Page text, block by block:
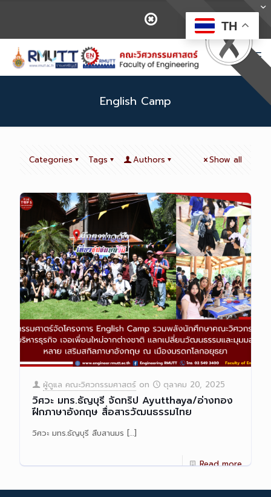
English Camp
Categories Tags Authors Show all
ผู้ดูแล คณะวิศวกรรมศาสตร์ on ตุลาคม 20, 2025
วิศวะ มทร.ธัญบุรี จัดทริป Ayutthaya/อ่างทอง
ฝึกภาษาอังกฤษ สื่อสารวัฒนธรรมไทย
วิศวะ มทร.ธัญบุรี สืบสานมร […]
Read more
TH